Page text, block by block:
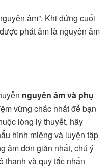
âm”. Khi đứng cuối
phát âm là nguyên âm
nguyên âm và phụ
vững chắc nhất để bạn
lòng lý thuyết, hãy
hình miệng và luyện tập
âm đơn giản nhất, chú ý
thanh và quy tắc nhấn